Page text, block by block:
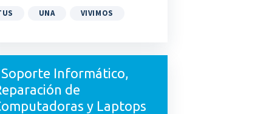
UNA VIVIMOS
Soporte Informático,
de
y Laptops